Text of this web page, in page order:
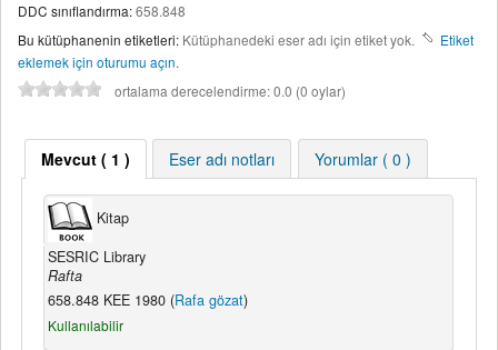
DDC sınıflandırma:658.848
Bu kütüphanenin etiketleri: Kütüphanedeki eser adı için etiket yok.
Etiket
eklemek için oturumu açın.
ortalama derecelendirme: 0.0 (0 oylar)
Mevcut( 1 ) Eser adı notları Yorumlar ( 0 )
Kitap
SESRIC Library
Rafta
658.848 KEE 1980 (Rafa gözat)
Kullanılabilir